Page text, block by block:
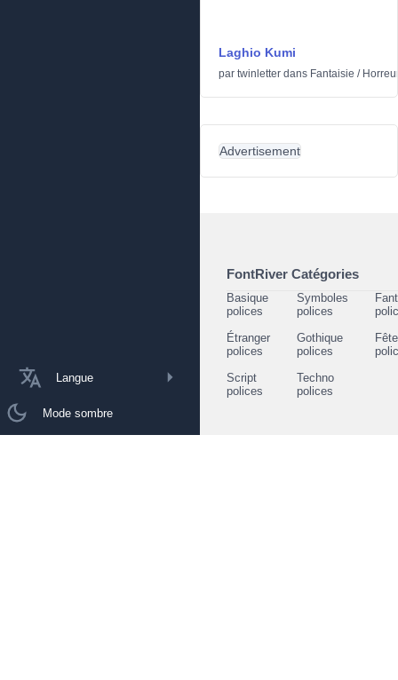
Langue
Mode sombre
Laghio Kumi
par twinletter dans Fantaisie /
Advertisement
FontRiver Catégories
Basique
polices
Symboles
polices
Étranger
polices
Gothique
polices
Script
polices
Techno
polices